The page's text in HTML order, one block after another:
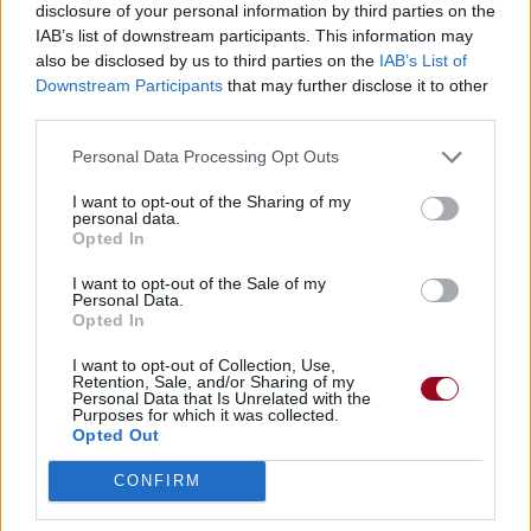
disclosure of your personal information by third parties on the
IAB’s list of downstream participants. This information may
also be disclosed by us to third parties on the IAB’s List of
Downstream Participants that may further disclose it to other
Personal Data Processing Opt Outs
I want to opt-out of the Sharing of my
personal data.
Opted In
I want to opt-out of the Sale of my
Personal Data.
Opted In
I want to opt-out of Collection, Use,
Retention, Sale, and/or Sharing of my
Personal Data that Is Unrelated with the
Purposes for which it was collected.
Opted Out
CONFIRM